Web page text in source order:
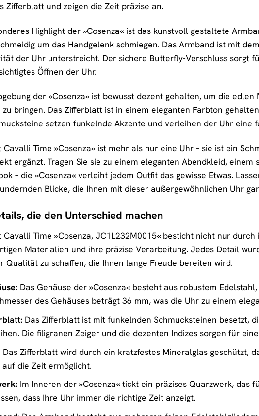
Zifferblatt und zeigen die Zeit präzise an.
Highlight der »Cosenza« ist das kunstvoll gestaltete
um das Handgelenk schmiegen. Das Armband ist mit
der Uhr unterstreicht. Der sichere Butterfly-Verschluss sorgt
Öffnen der Uhr.
der »Cosenza« ist bewusst dezent gehalten, um die
zu bringen. Das Zifferblatt ist in einem eleganten Farbton
setzen funkelnde Akzente und verleihen der Uhr eine
Cavalli Time »Cosenza« ist mehr als nur eine Uhr – sie ist ein
ergänzt. Tragen Sie sie zu einem eleganten Abendkleid,
– die »Cosenza« verleiht jedem Outfit das gewisse Etwas.
Blicke, die Ihnen mit dieser außergewöhnlichen Uhr
die den Unterschied machen
Cavalli Time »Cosenza, JC1L232M0015« besticht nicht nur
Materialien und ihre präzise Verarbeitung. Jedes Detail
Qualität zu schaffen, die Ihnen lange Freude bereiten wird.
Das Gehäuse der »Cosenza« besteht aus robustem
des Gehäuses beträgt 36 mm, was die Uhr zu einem
Das Zifferblatt ist mit funkelnden Schmucksteinen besetzt,
Die filigranen Zeiger und die dezenten Indizes sorgen für
Das Zifferblatt wird durch ein kratzfestes Mineralglas geschützt,
auf die Zeit ermöglicht.
Im Inneren der »Cosenza« tickt ein präzises Quarzwerk, das
dass Ihre Uhr immer die richtige Zeit anzeigt.